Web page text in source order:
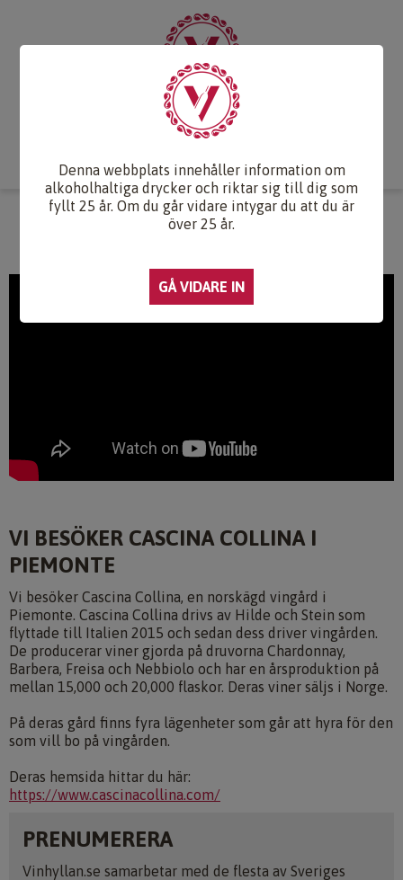
Druvlexikon
Webb-TV Om oss
WEBB-TV
VI BESÖKER CASCINA COLLINA I
PIEMONTE
Vi besöker Cascina Collina, en norskägd vingård i
Piemonte. Cascina Collina drivs av Hilde och Stein som
flyttade till Italien 2015 och sedan dess driver vingården.
De producerar viner gjorda på druvorna Chardonnay,
Barbera, Freisa och Nebbiolo och har en årsproduktion på
mellan 15,000 och 20,000 flaskor. Deras viner säljs i Norge.
På deras gård finns fyra lägenheter som går att hyra för den
som vill bo på vingården.
Deras hemsida hittar du här:
https://www.cascinacollina.com/
PRENUMERERA
Vinhyllan.se samarbetar med de flesta av Sveriges
Denna webbplats innehåller information om
alkoholhaltiga drycker och riktar sig till dig som
fyllt 25 år. Om du går vidare intygar du att du är
över 25 år.